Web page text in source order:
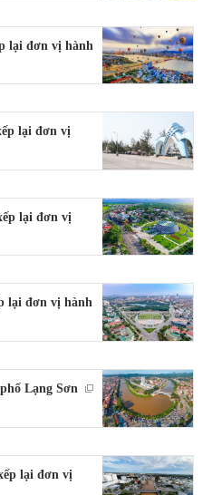
lại đơn vị hành
lại đơn vị
lại đơn vị
lại đơn vị hành
Lạng Sơn
lại đơn vị